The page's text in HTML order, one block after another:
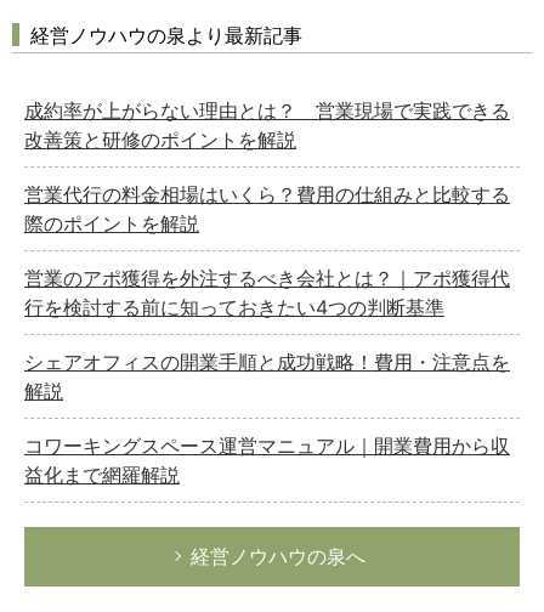
経営ノウハウの泉より最新記事
成約率が上がらない理由とは？ 営業現場で実践できる
改善策と研修のポイントを解説
営業代行の料金相場はいくら？費用の仕組みと比較する
際のポイントを解説
営業のアポ獲得を外注するべき会社とは？｜アポ獲得代
行を検討する前に知っておきたい4つの判断基準
シェアオフィスの開業手順と成功戦略！費用・注意点を
解説
コワーキングスペース運営マニュアル｜開業費用から収
益化まで網羅解説
経営ノウハウの泉へ